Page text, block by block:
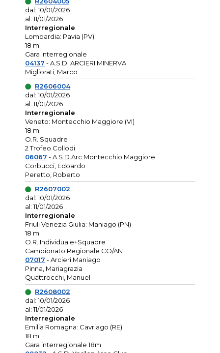
dal: 10/01/2026
al: 11/01/2026
Interregionale
Lombardia: Pavia (PV)
18 m
Gara Interregionale
04137 - A.S.D. ARCIERI MINERVA
Migliorati, Marco
R2606004
dal: 10/01/2026
al: 11/01/2026
Interregionale
Veneto: Montecchio Maggiore (VI)
18 m
O.R. Squadre
2 Trofeo Collodi
06067 - A.S.D.Arc.Montecchio Maggiore
Corbucci, Edoardo
Peretto, Roberto
R2607002
dal: 10/01/2026
al: 11/01/2026
Interregionale
Friuli Venezia Giulia: Maniago (PN)
18 m
O.R. Individuale+Squadre
Campionato Regionale CO/AN
07017 - Arcieri Maniago
Pinna, Mariagrazia
Quattrocchi, Manuel
R2608002
dal: 10/01/2026
al: 11/01/2026
Interregionale
Emilia Romagna: Cavriago (RE)
18 m
Gara interregionale 18m